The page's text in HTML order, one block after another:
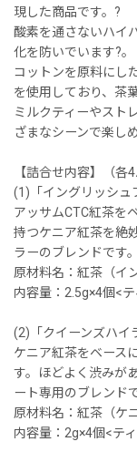
現した商品です。?
酸素を通さないハイ
化を防いでいます?。
コットンを原料にし
を使用しており、茶
ミルクティーやスト
ざまなシーンで楽しめ
【詰合せ内容】（各4
(1)「イングリッシュ
アッサムCTC紅茶を
持つケニア紅茶を絶
ラーのブレンドです
原材料名：紅茶（イ
内容量：2.5g×4個<
(2)「クイーンズハイ
ケニア紅茶をベース
す。ほどよく渋みが
ート専用のブレンドで
原材料名：紅茶（ケ
内容量：2g×4個<テ